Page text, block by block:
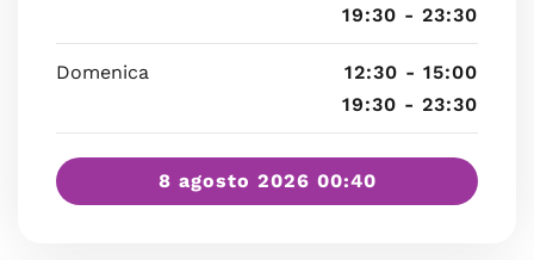
19:30 - 23:30
Domenica
12:30 - 15:00
19:30 - 23:30
8 agosto 2026 00:40